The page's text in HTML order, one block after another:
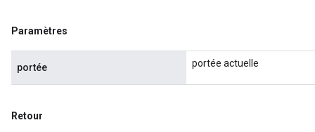
Paramètres
portée portée actuelle
Retour